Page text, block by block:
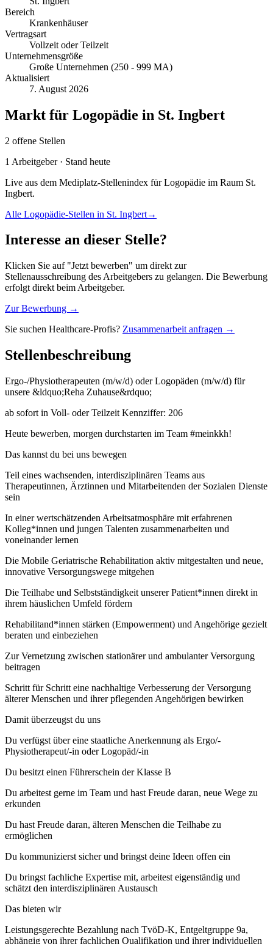
Bereich
Krankenhäuser
Vertragsart
Vollzeit oder Teilzeit
Unternehmensgröße
Große Unternehmen (250 - 999 MA)
Aktualisiert
7. August 2026
Markt für Logopädie in St. Ingbert
2 offene Stellen
1 Arbeitgeber · Stand heute
Live aus dem Mediplatz-Stellenindex fürLogopädie im Raum St.
Ingbert.
Alle Logopädie-Stellen in St. Ingbert→
Interesse an dieser Stelle?
Klicken Sie auf "Jetzt bewerben" um direkt zur
Stellenausschreibung des Arbeitgebers zu gelangen. Die Bewerbung
erfolgt direkt beim Arbeitgeber.
Zur Bewerbung →
Sie suchen Healthcare-Profis? Zusammenarbeit anfragen →
Stellenbeschreibung
Ergo-/Physiotherapeuten (m/w/d) oder Logopäden (m/w/d) für
unsere &ldquo;Reha Zuhause&rdquo;
ab sofort in Voll- oder Teilzeit Kennziffer: 206
Heute bewerben, morgen durchstarten im Team #meinkkh!
Das kannst du bei uns bewegen
Teil eines wachsenden, interdisziplinären Teams aus
Therapeutinnen, Ärztinnen und Mitarbeitenden der Sozialen Dienste
sein
In einer wertschätzenden Arbeitsatmosphäre mit erfahrenen
Kolleg*innen und jungen Talenten zusammenarbeiten und
voneinander lernen
Die Mobile Geriatrische Rehabilitation aktiv mitgestalten und neue,
innovative Versorgungswege mitgehen
Die Teilhabe und Selbstständigkeit unserer Patient*innen direkt in
ihrem häuslichen Umfeld fördern
Rehabilitand*innen stärken (Empowerment) und Angehörige gezielt
beraten und einbeziehen
Zur Vernetzung zwischen stationärer und ambulanter Versorgung
beitragen
Schritt für Schritt eine nachhaltige Verbesserung der Versorgung
älterer Menschen und ihrer pflegenden Angehörigen bewirken
Damit überzeugst du uns
Du verfügst über eine staatliche Anerkennung als Ergo/-
Physiotherapeut/-in oder Logopäd/-in
Du besitzt einen Führerschein der Klasse B
Du arbeitest gerne im Team und hast Freude daran, neue Wege zu
erkunden
Du hast Freude daran, älteren Menschen die Teilhabe zu
ermöglichen
Du kommunizierst sicher und bringst deine Ideen offen ein
Du bringst fachliche Expertise mit, arbeitest eigenständig und
schätzt den interdisziplinären Austausch
Das bieten wir
Leistungsgerechte Bezahlung nach TvöD-K, Entgeltgruppe 9a,
abhängig von ihrer fachlichen Qualifikation und ihrer individuellen